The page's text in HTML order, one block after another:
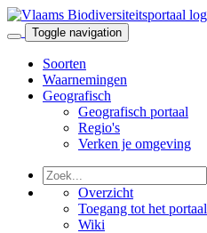
Toggle navigation
Soorten
Waarnemingen
Geografisch
Geografisch portaal
Regio's
Verken je omgeving
Overzicht
Toegang tot het portaal
Wiki